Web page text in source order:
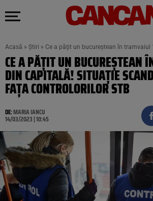
Acasă » Știri » Ce a păţit un bucureştean în
CE A PĂŢIT UN BUCUREŞTEAN
DIN CAPITALĂ! SITUAŢIE
FAŢA CONTROLORILOR STB
DE:MARIA IANCU
14/03/2023 | 10:45